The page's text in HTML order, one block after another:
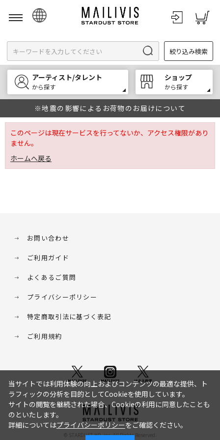
English
한국어
中文
絞り込み検索
アーティスト/タレント
から探す
ショップ
から探す
※地震の影響によるお荷物のお届けについて
このページは現在サービスを行ってないか、アクセス権限があり
ません。
ホームへ戻る
お問い合わせ
ご利用ガイド
よくあるご質問
プライバシーポリシー
特定商取引法に基づく表記
ご利用規約
© STARDUST HD. inc. All Rights Reserved.
当サイトでは利用体験の向上およびコンテンツの最適な提供、ト
ラフィックの分析を目的としてCookieを使用しています。
サイトの閲覧を継続された場合、Cookieの利用に同意したことも
のといたします。
詳細についてはプライバシーポリシーをご確認ください。